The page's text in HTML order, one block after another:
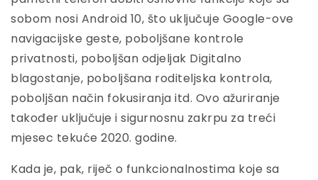
sobom nosi Android 10, što uključuje Google-ove
navigacijske geste, poboljšane kontrole
privatnosti, poboljšan odjeljak Digitalno
blagostanje, poboljšana roditeljska kontrola,
poboljšan način fokusiranja itd. Ovo ažuriranje
također uključuje i sigurnosnu zakrpu za treći
mjesec tekuće 2020. godine.
Kada je, pak, riječ o funkcionalnostima koje sa